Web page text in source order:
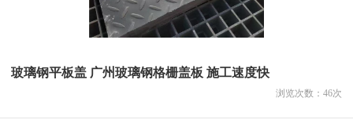
玻璃钢平板盖 广州玻璃钢格栅盖板 施工速度快
浏览次数： 46次